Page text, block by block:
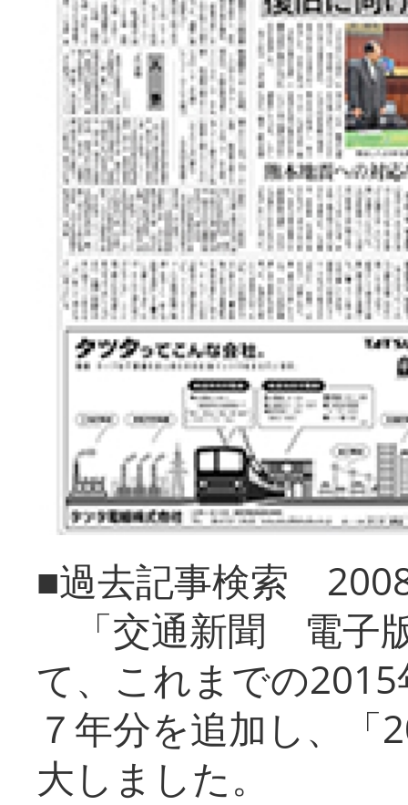
■過去記事検索
「交通新聞 電子
て、これまでの
７年分を追加し、「
大しまし